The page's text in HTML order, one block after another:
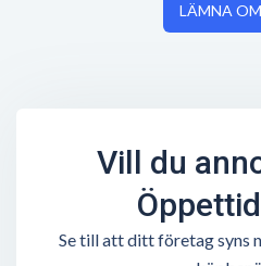
LÄMNA
Vill du
Se till att ditt företag syns